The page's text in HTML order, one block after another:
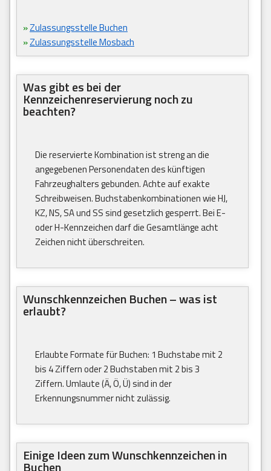
»Zulassungsstelle Buchen
»Zulassungsstelle Mosbach
Was gibt es bei der
Kennzeichenreservierung noch zu
beachten?
Die reservierte Kombination ist streng an die
angegebenen Personendaten des künftigen
Fahrzeughalters gebunden. Achte auf exakte
Schreibweisen. Buchstabenkombinationen wie HJ,
KZ, NS, SA und SS sind gesetzlich gesperrt. Bei E-
oder H-Kennzeichen darf die Gesamtlänge acht
Zeichen nicht überschreiten.
Wunschkennzeichen Buchen – was ist
erlaubt?
Erlaubte Formate für Buchen: 1 Buchstabe mit 2
bis 4 Ziffern oder 2 Buchstaben mit 2 bis 3
Ziffern. Umlaute (Ä, Ö, Ü) sind in der
Erkennungsnummer nicht zulässig.
Einige Ideen zum Wunschkennzeichen in
Buchen